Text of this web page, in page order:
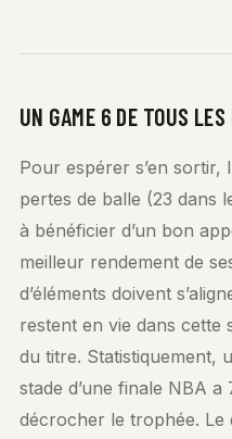
UN GAME 6 DE TOUS LES
Pour espérer s’en sortir,
pertes de balle (23 dans
à bénéficier d’un bon
meilleur rendement de
d’éléments doivent
restent en vie dans cette
du titre. Statistiquement,
stade d’une finale NBA
décrocher le trophée. Le